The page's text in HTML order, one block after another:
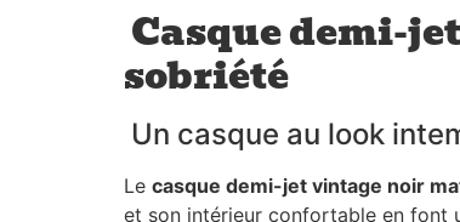
Casque demi-
sobriété
Un casque au look
Le casque demi-jet vintage noir
et son intérieur confortable en font